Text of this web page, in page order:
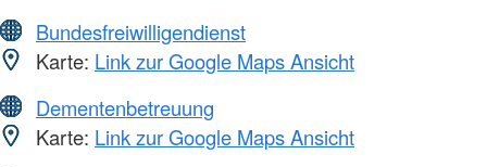
Bundesfreiwilligendienst
Karte: Link zur Google Maps Ansicht
Dementenbetreuung
Karte: Link zur Google Maps Ansicht